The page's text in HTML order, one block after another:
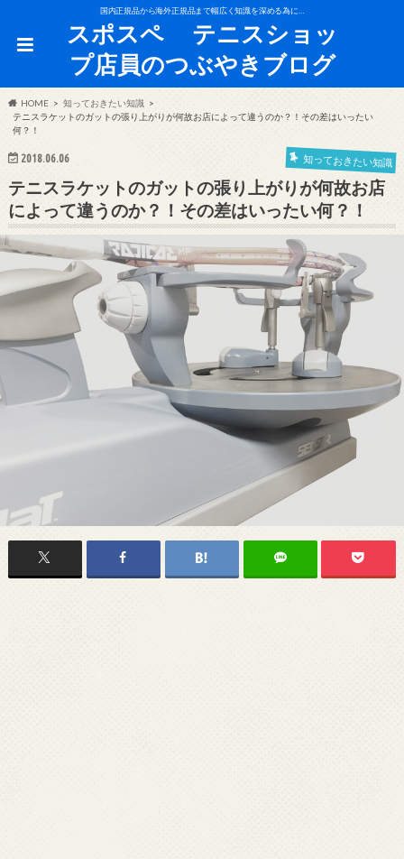
国内正規品から海外正規品まで幅広く知識を深める為に…
スポスペ テニスショッ
プ店員のつぶやきブログ
HOME
知っておきたい知識
テニスラケットのガットの張り上がりが何故お店によって違うのか？！その差はいったい
何？！
2018.06.06 知っておきたい知識
テニスラケットのガットの張り上がりが何故お店
によって違うのか？！その差はいったい何？！